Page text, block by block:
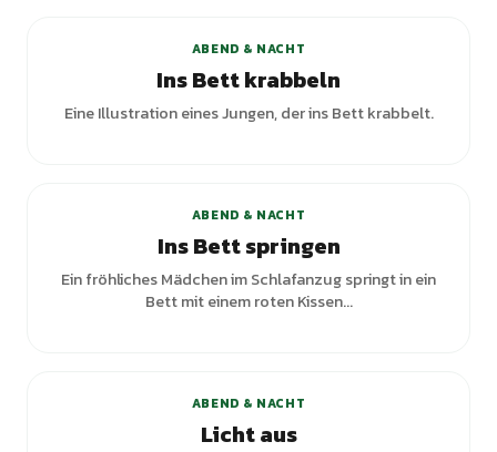
ABEND & NACHT
Ins Bett krabbeln
Eine Illustration eines Jungen, der ins Bett krabbelt.
ABEND & NACHT
Ins Bett springen
Ein fröhliches Mädchen im Schlafanzug springt in ein
Bett mit einem roten Kissen...
ABEND & NACHT
Licht aus